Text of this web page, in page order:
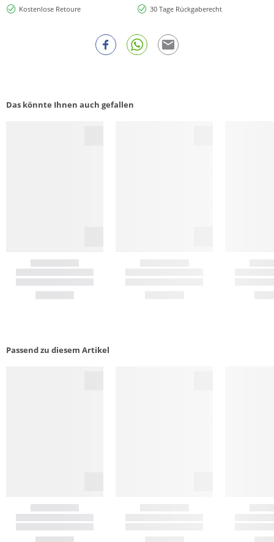
Kostenlose Retoure
30 Tage Rückgaberecht
Das könnte Ihnen auch gefallen
Passend zu diesem Artikel